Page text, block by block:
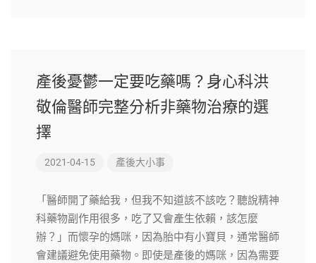
產後憂鬱一定要吃藥嗎？身心科洪
敬倫醫師完整分析非藥物治療的選
擇
2021-04-15 產後大小事
「醫師開了藥給我，但我不知道該不該吃？聽說精神
科藥物副作用很多，吃了又會產生依賴，該怎麼
辦？」而懷孕的媽咪，因為胎中有小寶貝，通常醫師
會建議避免使用藥物。即使是產後的媽咪，因為需要